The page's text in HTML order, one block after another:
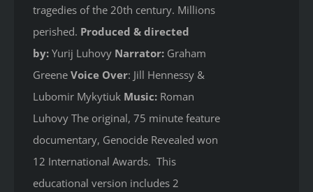
tragedies of the 20th century. Millions
perished. Produced & directed
by: Yurij Luhovy Narrator: Graham
GreeneVoice Over: Jill Hennessy &
Lubomir Mykytiuk Music: Roman
Luhovy The original, 75 minute feature
documentary, Genocide Revealed won
12 International Awards. This
educational version includes 2